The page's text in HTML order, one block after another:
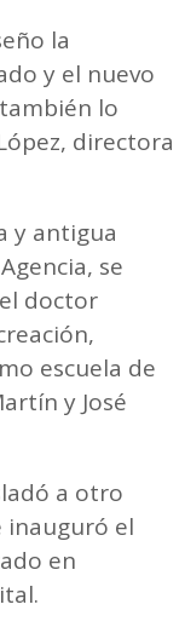
la
y el nuevo
lo
directora
y antigua
se
doctor
escuela de
y José
a otro
inauguró el
en